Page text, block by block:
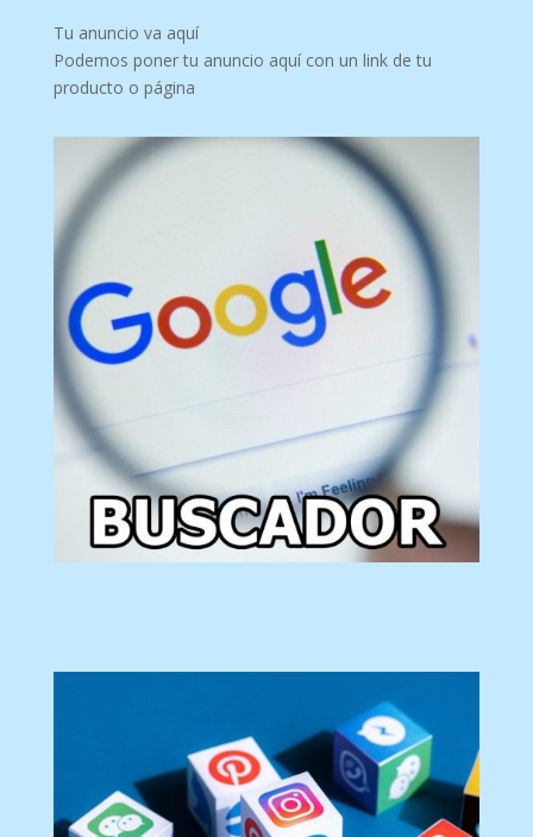
Tu anuncio va aquí
Podemos poner tu anuncio aquí con un link de tu
producto o página